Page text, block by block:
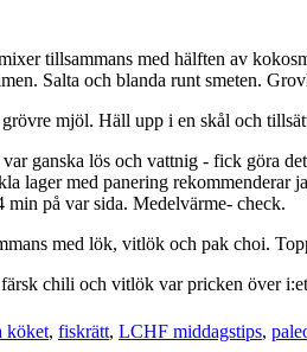
tillsammans med hälften av
Salta och blanda runt smeten.
mjöl. Häll upp i en skål och
ganska lös och vattnig - fick göra
lager med panering rekommenderar
min på var sida. Medelvärme- check.
med lök, vitlök och pak choi.
chili och vitlök var pricken över
köket, fiskrätt, LCHF middagstips,